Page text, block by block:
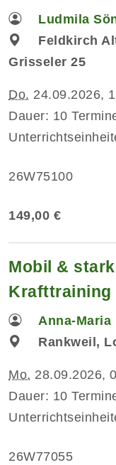
Ludmila
Feldkirch
Grisseler 25
Do. 24.09.2026,
Dauer: 10
26W75100
149,00 €
Mobil &
Krafttraining
Anna-Maria
Rankweil,
Mo. 28.09.2026,
Dauer: 10
26W77055